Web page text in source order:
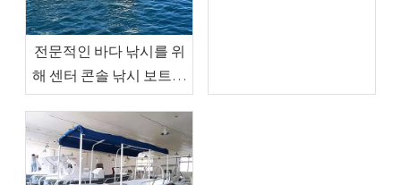
전문적인 바다 낚시를 위
해 센터 콘솔 낚시 보트를
선택하는 이유